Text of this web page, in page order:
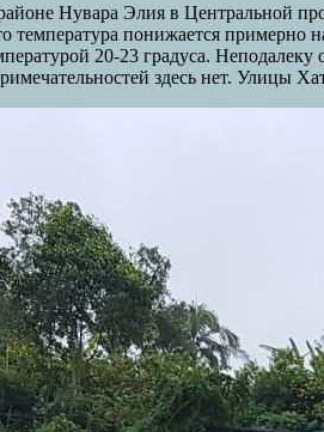
Нувара Элия в
понижается
20-23 градуса. Неподалеку
здесь нет. Улицы